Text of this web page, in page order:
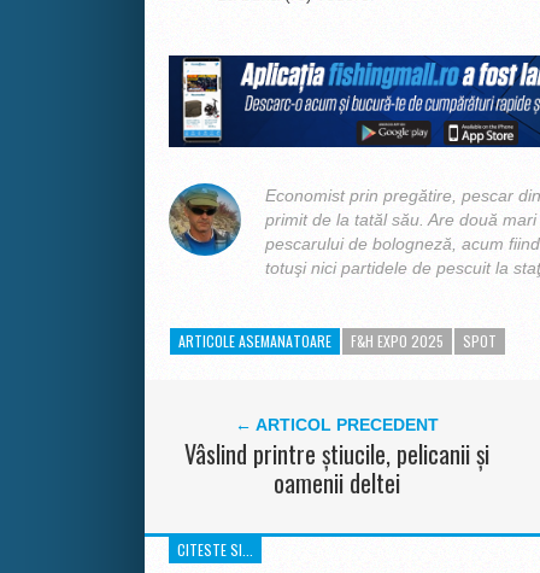
Economist prin pregătire, pescar
primit de la tatăl său. Are două
pescarului de bologneză, acum
totuşi nici partidele de pescuit la
ARTICOLE ASEMANATOARE F&H EXPO 2025 SPOT
← ARTICOL PRECEDENT
Vâslind printre știucile, pelicanii și
oamenii deltei
CITESTE SI...